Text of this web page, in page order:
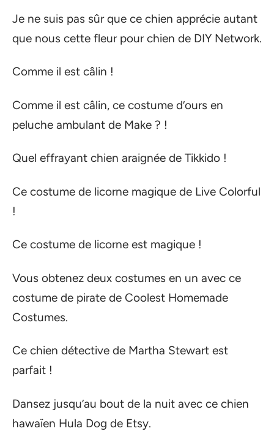
Je ne suis pas sûr que ce chien apprécie autant
que nous cette fleur pour chien de DIY Network.
Comme il est câlin !
Comme il est câlin, ce costume d’ours en
peluche ambulant de Make ? !
Quel effrayant chien araignée de Tikkido !
Ce costume de licorne magique de Live Colorful
!
Ce costume de licorne est magique !
Vous obtenez deux costumes en un avec ce
costume de pirate de Coolest Homemade
Costumes.
Ce chien détective de Martha Stewart est
parfait !
Dansez jusqu’au bout de la nuit avec ce chien
hawaïen Hula Dog de Etsy.